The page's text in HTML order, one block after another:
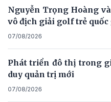
Nguyễn Trọng Hoàng
vô địch giải golf trẻ quốc
07/08/2026
Phát triển đô thị trong
duy quản trị mới
07/08/2026